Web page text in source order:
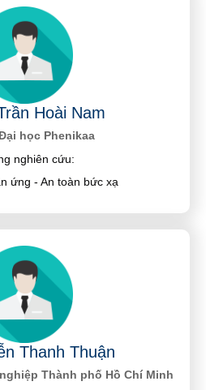
Hoài Nam
học Phenikaa
nghiên cứu:
ứng - An toàn bức xạ
Thanh Thuận
Thành phố Hồ Chí Minh